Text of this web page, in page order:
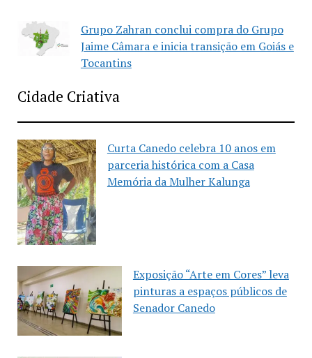
Grupo Zahran conclui compra do Grupo
Jaime Câmara e inicia transição em Goiás e
Tocantins
Cidade Criativa
Curta Canedo celebra 10 anos em
parceria histórica com a Casa
Memória da Mulher Kalunga
Exposição “Arte em Cores” leva
pinturas a espaços públicos de
Senador Canedo